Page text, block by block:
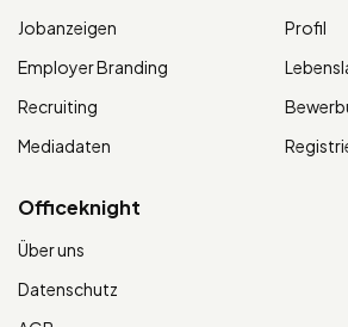
Jobanzeigen
Employer Branding
Recruiting
Mediadaten
Profil
Officeknight
Über uns
Datenschutz